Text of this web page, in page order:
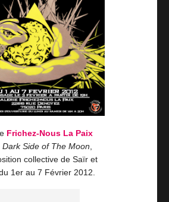
Frichez-Nous La Paix
Dark Side of The Moon
collective de Saïr et
1er au 7 Février 2012.